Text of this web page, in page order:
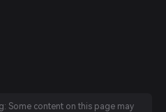
Some content on this page may